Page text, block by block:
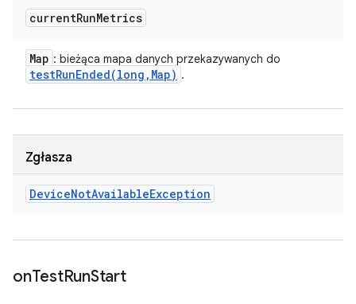
currentRunMetrics
Map : bieżąca mapa danych przekazywanych do
testRunEnded(long , Map) .
Zgłasza
DeviceNotAvailableException
onTestRunStart